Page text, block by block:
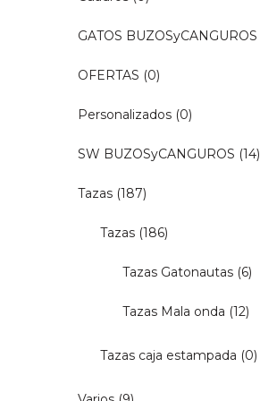
GATOS BUZOSyCANGUROS
OFERTAS (0)
Personalizados (0)
SW BUZOSyCANGUROS (14)
Tazas (187)
Tazas (186)
Tazas Gatonautas (6)
Tazas Mala onda (12)
Tazas caja estampada (0)